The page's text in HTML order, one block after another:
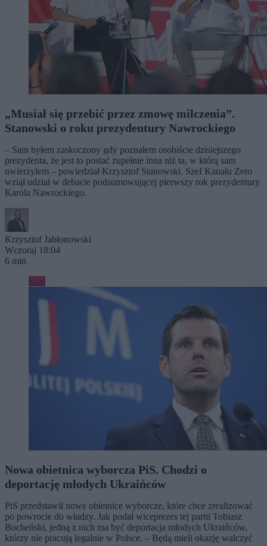
„Musiał się przebić przez zmowę milczenia”.
Stanowski o roku prezydentury Nawrockiego
– Sam byłem zaskoczony gdy poznałem osobiście dzisiejszego
prezydenta, że jest to postać zupełnie inna niż ta, w którą sam
uwierzyłem – powiedział Krzysztof Stanowski. Szef Kanału Zero
wziął udział w debacie podsumowującej pierwszy rok prezydentury
Karola Nawrockiego.
Krzysztof Jabłonowski
Wczoraj 18:04
6 min
Kraj
Nowa obietnica wyborcza PiS. Chodzi o
deportację młodych Ukraińców
PiS przedstawił nowe obietnice wyborcze, które chce zrealizować
po powrocie do władzy. Jak podał wiceprezes tej partii Tobiasz
Bocheński, jedną z nich ma być deportacja młodych Ukraińców,
którzy nie pracują legalnie w Polsce. – Będą mieli okazję walczyć